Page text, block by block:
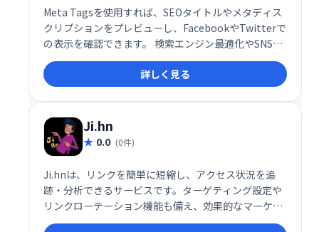
Meta Tagsを使用すれば、SEOタイトルやメタディス
クリプションをプレビューし、FacebookやTwitterで
の表示を確認できます。 検索エンジン最適化やSNSで
のシェア効果を事前に確認することで、より効果的な
コンテンツ作成を支援します。 Webサイトの表示を最
適化し、集客効果の向上を目指せます。
詳しく見る
Ji.hn
0.0 (0件)
Ji.hnは、リンクを簡単に短縮し、アクセス状況を追
跡・分析できるサービスです。ターゲティング設定や
リンクローテーション機能も備え、効果的なマーケテ
ィング活動を支援します。